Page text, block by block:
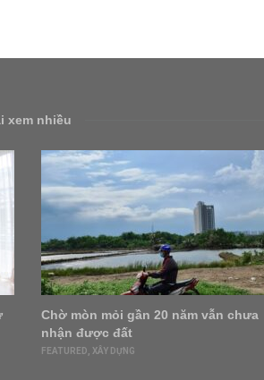
xem nhiều
Chờ mòn mỏi gần 20 năm vẫn chưa
nhận được đất
FEATURED XÂY DỰNG